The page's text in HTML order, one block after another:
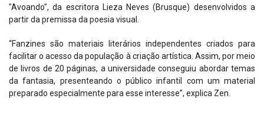
"Avoando", da escritora Lieza Neves (Brusque) desenvolvidos a
partir da premissa da poesia visual.
“Fanzines são materiais literários independentes criados para
facilitar o acesso da população à criação artística. Assim, por meio
de livros de 20 páginas, a universidade conseguiu abordar temas
da fantasia, presenteando o público infantil com um material
preparado especialmente para esse interesse”, explica Zen.